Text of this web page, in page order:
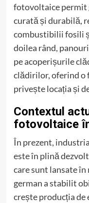
fotovoltaice permit
curată și durabilă,
combustibilii fosili
doilea rând,
pe acoperișurile
clădirilor, oferind o
privește locația și
Contextul
fotovoltaice
În prezent,
este în plină
care sunt lansate
german a stabilit
crește producția de